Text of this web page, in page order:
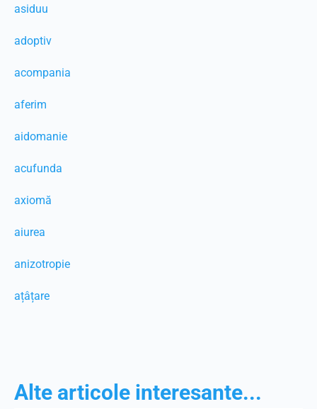
asiduu
adoptiv
acompania
aferim
aidomanie
acufunda
axiomă
aiurea
anizotropie
ațâțare
Alte articole interesante...